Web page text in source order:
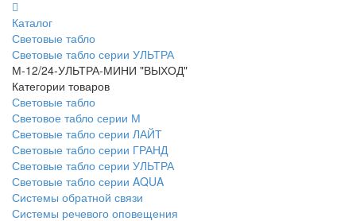
Каталог
Световые табло
Световые табло серии УЛЬТРА
М-12/24-УЛЬТРА-МИНИ "ВЫХОД"
Категории товаров
Световые табло
Световое табло серии М
Световые табло серии ЛАЙТ
Световые табло серии ГРАНД
Световые табло серии УЛЬТРА
Световые табло серии AQUA
Системы обратной связи
Системы речевого оповещения